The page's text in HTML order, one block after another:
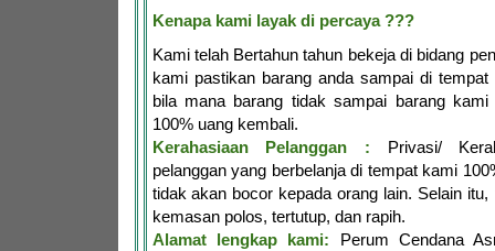
Kenapa kami layak di percaya ???
Kami telah Bertahun tahun bekeja di bidang
kami pastikan barang anda sampai di
bila mana barang tidak sampai barang
100% uang kembali.
Kerahasiaan Pelanggan : Privasi/
pelanggan yang berbelanja di tempat kami
tidak akan bocor kepada orang lain. Selain
kemasan polos, tertutup, dan rapih.
Alamat lengkap kami:
Perum Cendana